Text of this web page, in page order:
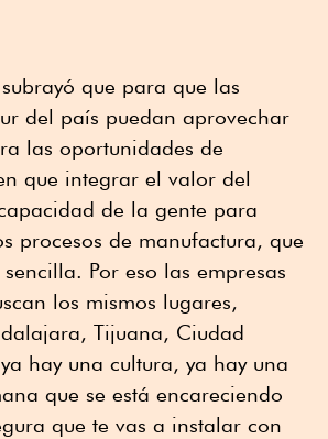
que para que las
del país puedan aprovechar
las oportunidades de
que integrar el valor del
de la gente para
procesos de manufactura, que
Por eso las empresas
los mismos lugares,
Tijuana, Ciudad
hay una cultura, ya hay una
que se está encareciendo
que te vas a instalar con